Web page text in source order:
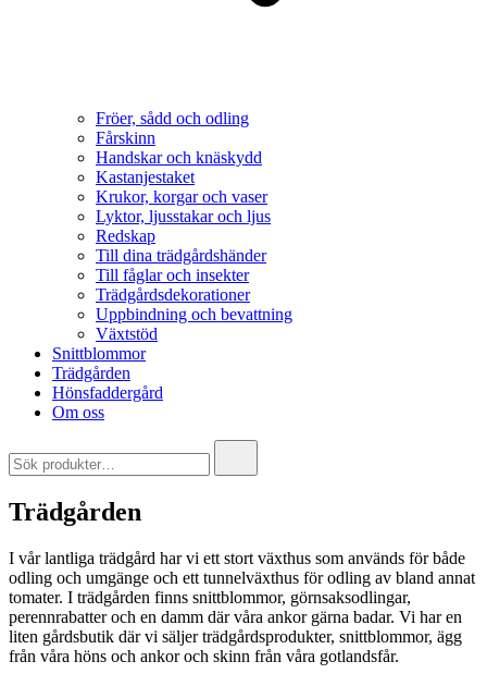
Fröer, sådd och odling
Fårskinn
Handskar och knäskydd
Kastanjestaket
Krukor, korgar och vaser
Lyktor, ljusstakar och ljus
Redskap
Till dina trädgårdshänder
Till fåglar och insekter
Trädgårdsdekorationer
Uppbindning och bevattning
Växtstöd
Snittblommor
Trädgården
Hönsfaddergård
Om oss
for:
Trädgården
I vår lantliga trädgård har vi ett stort växthus som används för både
odling och umgänge och ett tunnelväxthus för odling av bland annat
tomater. I trädgården finns snittblommor, görnsaksodlingar,
perennrabatter och en damm där våra ankor gärna badar. Vi har en
liten gårdsbutik där vi säljer trädgårdsprodukter, snittblommor, ägg
från våra höns och ankor och skinn från våra gotlandsfår.